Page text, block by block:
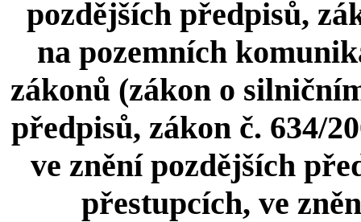
pozdějších předpisů,
na pozemních
zákonů (zákon o
předpisů, zákon č. 634/
ve znění pozdějších
přestupcích, ve